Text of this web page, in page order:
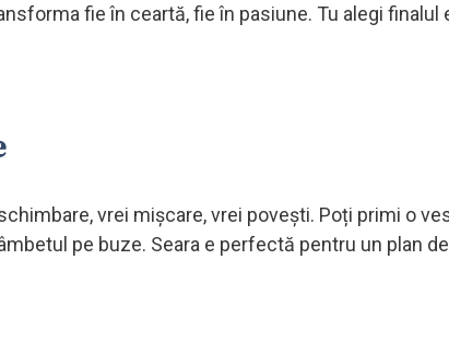
fie în ceartă, fie în pasiune. Tu alegi finalul
vrei mișcare, vrei povești. Poți primi o
pe buze. Seara e perfectă pentru un plan